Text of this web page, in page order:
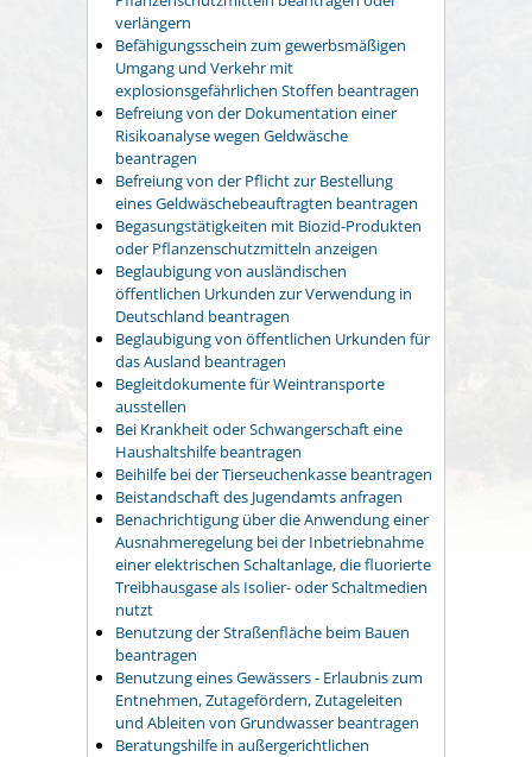
verlängern
Befähigungsschein zum gewerbsmäßigen
Umgang und Verkehr mit
explosionsgefährlichen Stoffen beantragen
Befreiung von der Dokumentation einer
Risikoanalyse wegen Geldwäsche
beantragen
Befreiung von der Pflicht zur Bestellung
eines Geldwäschebeauftragten beantragen
Begasungstätigkeiten mit Biozid-Produkten
oder Pflanzenschutzmitteln anzeigen
Beglaubigung von ausländischen
öffentlichen Urkunden zur Verwendung in
Deutschland beantragen
Beglaubigung von öffentlichen Urkunden für
das Ausland beantragen
Begleitdokumente für Weintransporte
ausstellen
Bei Krankheit oder Schwangerschaft eine
Haushaltshilfe beantragen
Beihilfe bei der Tierseuchenkasse beantragen
Beistandschaft des Jugendamts anfragen
Benachrichtigung über die Anwendung einer
Ausnahmeregelung bei der Inbetriebnahme
einer elektrischen Schaltanlage, die fluorierte
Treibhausgase als Isolier- oder Schaltmedien
nutzt
Benutzung der Straßenfläche beim Bauen
beantragen
Benutzung eines Gewässers - Erlaubnis zum
Entnehmen, Zutagefördern, Zutageleiten
und Ableiten von Grundwasser beantragen
Beratungshilfe in außergerichtlichen